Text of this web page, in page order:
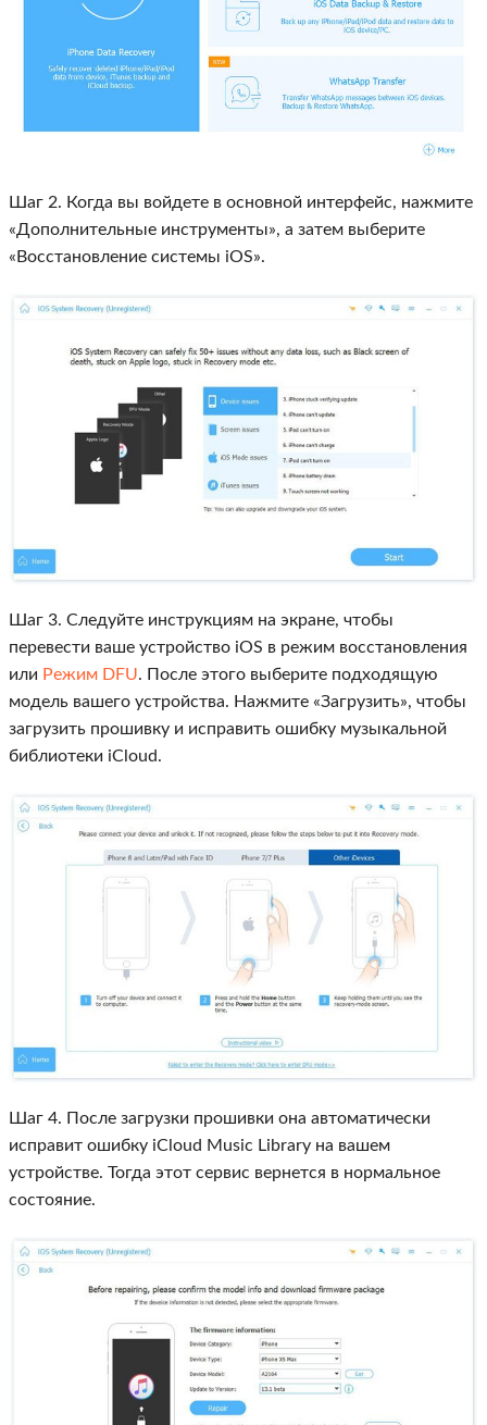
Шаг 2. Когда вы войдете в основной интерфейс, нажмите
«Дополнительные инструменты», а затем выберите
«Восстановление системы iOS».
Шаг 3. Следуйте инструкциям на экране, чтобы
перевести ваше устройство iOS в режим восстановления
или Режим DFU. После этого выберите подходящую
модель вашего устройства. Нажмите «Загрузить», чтобы
загрузить прошивку и исправить ошибку музыкальной
библиотеки iCloud.
Шаг 4. После загрузки прошивки она автоматически
исправит ошибку iCloud Music Library на вашем
устройстве. Тогда этот сервис вернется в нормальное
состояние.